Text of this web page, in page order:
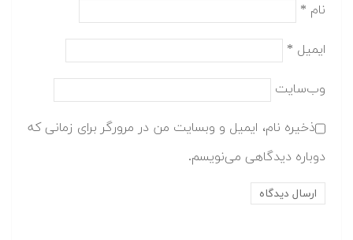
نام *
ایمیل *
وب‌سایت
ذخیره نام، ایمیل و وبسایت من در مرورگر برای زمانی که
دوباره دیدگاهی می‌نویسم.